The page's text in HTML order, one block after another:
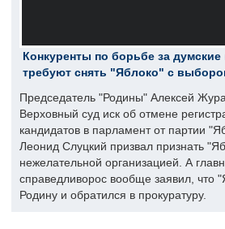
Конкуренты по борьбе за думские
требуют снять "Яблоко" с
Председатель "Родины" Алексей
Верховный суд иск об отмене
кандидатов в парламент от партии
Леонид Слуцкий призвал признать
нежелательной организацией. А
справедливорос вообще заявил, что
Родину и обратился в прокуратуру.